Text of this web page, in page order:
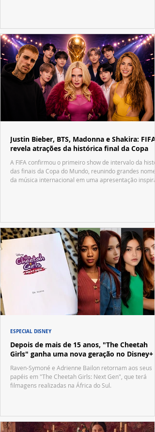
Justin Bieber, BTS, Madonna e Shakira: FIFA
revela atrações da histórica final da Copa
A FIFA confirmou o primeiro show de intervalo da
das finais da Copa do Mundo, reunindo grandes nomes
da música internacional em uma apresentação
Depois de mais de 15 anos, "The Cheetah
Girls" ganha uma nova geração no Disney+
Raven-Symoné e Adrienne Bailon retornam aos seus
papéis em "The Cheetah Girls: Next Gen", que terá
filmagens realizadas na África do Sul.
ESPECIAL DISNEY